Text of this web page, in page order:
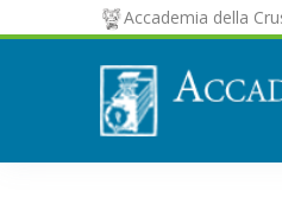
Accademia della